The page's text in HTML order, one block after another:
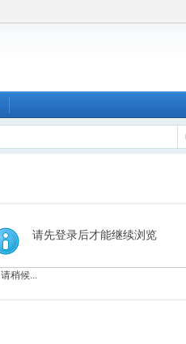
请先登录后才能继续浏览
请稍候...